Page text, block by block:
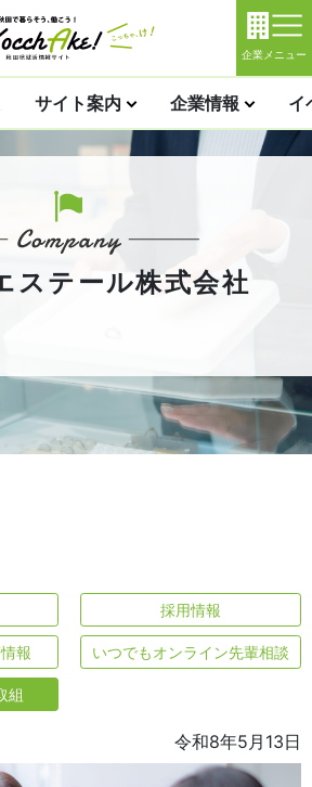
企業メニュー
サイト案内 企業情報 イ
テール株式会社
採用情報
報 いつでもオンライン先輩相談
組
令和8年5月13日